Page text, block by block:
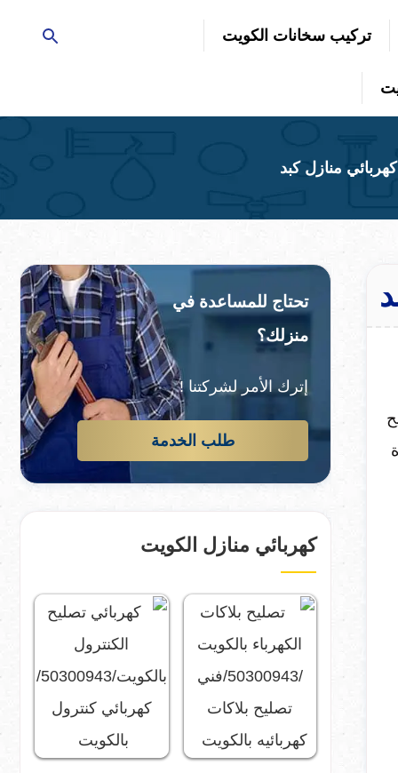
تركيب سخانات الكويت
تحتاج للمساعدة في
منزلك؟
إترك الأمر لشركتنا !
طلب الخدمة
كهربائي منازل الكويت